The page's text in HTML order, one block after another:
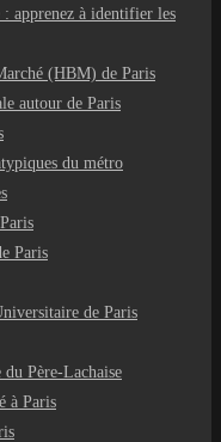
apprenez à identifier les
(HBM) de Paris
autour de Paris
du métro
Paris
de Paris
Père-Lachaise
à Paris